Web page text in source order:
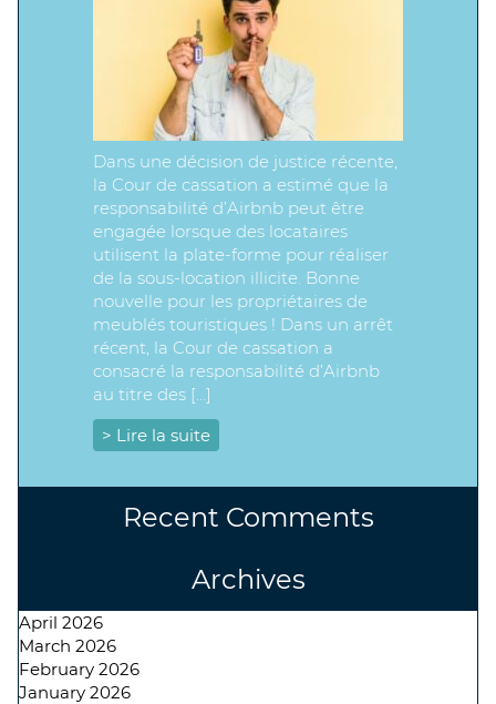
Dans une décision de justice récente,
la Cour de cassation a estimé que la
responsabilité d’Airbnb peut être
engagée lorsque des locataires
utilisent la plate-forme pour réaliser
de la sous-location illicite. Bonne
nouvelle pour les propriétaires de
meublés touristiques ! Dans un arrêt
récent, la Cour de cassation a
consacré la responsabilité d’Airbnb
au titre des […]
> Lire la suite
Recent Comments
Archives
April 2026
March 2026
February 2026
January 2026